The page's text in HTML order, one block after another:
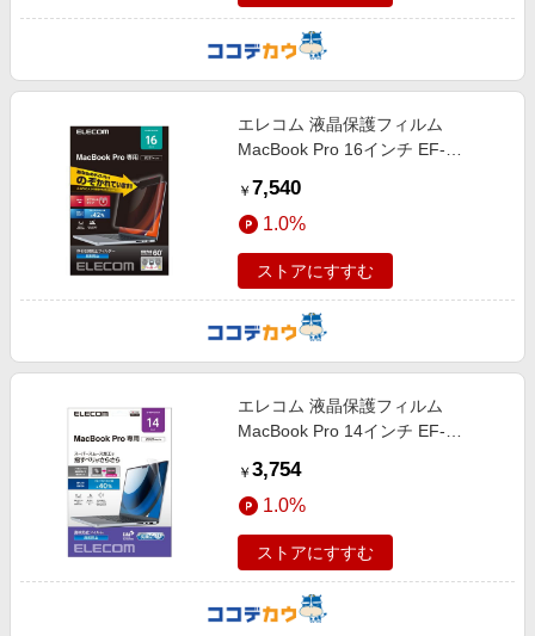
エレコム 液晶保護フィルム
MacBook Pro 16インチ EF-
￥ 7,540
1.0%
ストアにすすむ
エレコム 液晶保護フィルム
MacBook Pro 14インチ EF-
￥ 3,754
1.0%
ストアにすすむ